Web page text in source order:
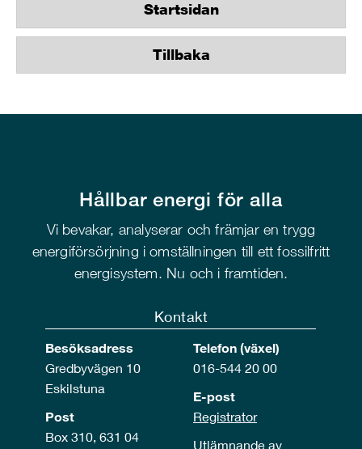
Startsidan
Tillbaka
Hållbar energi för alla
Vi bevakar, analyserar och främjar en trygg
energiförsörjning i omställningen till ett fossilfritt
energisystem. Nu och i framtiden.
Kontakt
Besöksadress
Gredbyvägen 10
Eskilstuna
Post
Box 310, 631 04
Telefon (växel)
016-544 20 00
E-post
Registrator
Utlämnande av